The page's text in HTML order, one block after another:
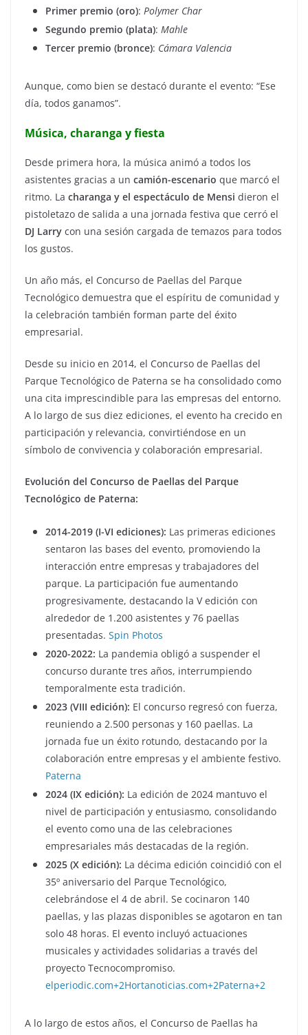
Primer premio (oro): Polymer Char
Segundo premio (plata): Mahle
Tercer premio (bronce): Cámara Valencia
Aunque, como bien se destacó durante el evento: “Ese
día, todos ganamos”.
Música, charanga y fiesta
Desde primera hora, la música animó a todos los
asistentes gracias a un camión-escenario que marcó el
ritmo. La charanga y el espectáculo de Mensi dieron el
pistoletazo de salida a una jornada festiva que cerró el
DJ Larry con una sesión cargada de temazos para todos
los gustos.
Un año más, el Concurso de Paellas del Parque
Tecnológico demuestra que el espíritu de comunidad y
la celebración también forman parte del éxito
empresarial.
Desde su inicio en 2014, el Concurso de Paellas del
Parque Tecnológico de Paterna se ha consolidado como
una cita imprescindible para las empresas del entorno.
A lo largo de sus diez ediciones, el evento ha crecido en
participación y relevancia, convirtiéndose en un
símbolo de convivencia y colaboración empresarial.
Evolución del Concurso de Paellas del Parque
Tecnológico de Paterna:
2014-2019 (I-VI ediciones): Las primeras ediciones
sentaron las bases del evento, promoviendo la
interacción entre empresas y trabajadores del
parque. La participación fue aumentando
progresivamente, destacando la V edición con
alrededor de 1.200 asistentes y 76 paellas
presentadas. Spin Photos
2020-2022: La pandemia obligó a suspender el
concurso durante tres años, interrumpiendo
temporalmente esta tradición.
2023 (VIII edición): El concurso regresó con fuerza,
reuniendo a 2.500 personas y 160 paellas. La
jornada fue un éxito rotundo, destacando por la
colaboración entre empresas y el ambiente festivo.
Paterna
2024 (IX edición): La edición de 2024 mantuvo el
nivel de participación y entusiasmo, consolidando
el evento como una de las celebraciones
empresariales más destacadas de la región.
2025 (X edición): La décima edición coincidió con el
35º aniversario del Parque Tecnológico,
celebrándose el 4 de abril. Se cocinaron 140
paellas, y las plazas disponibles se agotaron en tan
solo 48 horas. El evento incluyó actuaciones
musicales y actividades solidarias a través del
proyecto Tecnocompromiso.
elperiodic.com+2Hortanoticias.com+2Paterna+2
A lo largo de estos años, el Concurso de Paellas ha